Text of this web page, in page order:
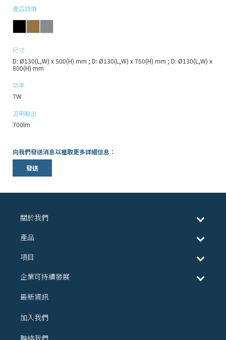
產品詳情
尺寸
D: Ø130(L,W) x 500(H) mm ; D: Ø130(L,W) x 750(H) mm ; D: Ø130(L,W) x
800(H) mm
功率
7W
流明輸出
700lm
向我們發送消息以獲取更多詳細信息：
發送
關於我們
產品
項目
企業可持續發展
最新資訊
加入我們
聯絡我們